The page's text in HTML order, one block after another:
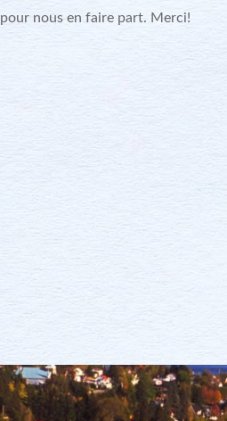
pour nous en faire part. Merci!